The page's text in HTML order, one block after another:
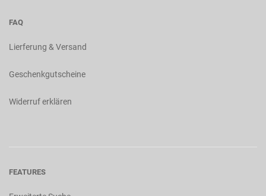
FAQ
Lierferung & Versand
Geschenkgutscheine
Widerruf erklären
FEATURES